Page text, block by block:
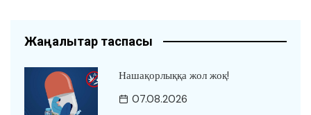
Жаңалықтар таспасы
Нашақорлыққа жол жоқ!
07.08.2026